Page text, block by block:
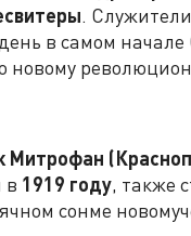
.
в самом начале
новому
в 1919 году, также
сонме